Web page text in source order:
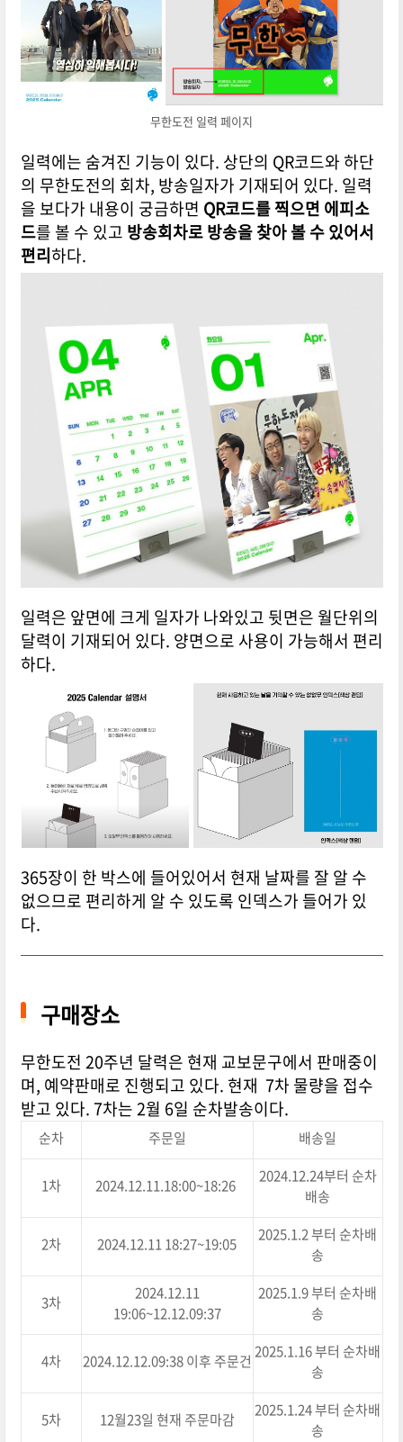
무한도전 일력 페이지
일력에는 숨겨진 기능이 있다. 상단의 QR코드와 하단
의 무한도전의 회차, 방송일자가 기재되어 있다. 일력
을 보다가 내용이 궁금하면 QR코드를 찍으면 에피소
드를 볼 수 있고 방송회차로 방송을 찾아 볼 수 있어서
편리하다.
일력은 앞면에 크게 일자가 나와있고 뒷면은 월단위의
달력이 기재되어 있다. 양면으로 사용이 가능해서 편리
하다.
365장이 한 박스에 들어있어서 현재 날짜를 잘 알 수
없으므로 편리하게 알 수 있도록 인덱스가 들어가 있
다.
구매장소
무한도전 20주년 달력은 현재 교보문구에서 판매중이
며, 예약판매로 진행되고 있다. 현재 7차 물량을 접수
받고 있다. 7차는 2월 6일 순차발송이다.
순차 주문일 배송일
1차 2024.12.11.18:00~18:26
2024.12.24부터 순차
배송
2차 2024.12.11 18:27~19:05
2025.1.2 부터 순차배
송
3차
2024.12.11
19:06~12.12.09:37
2025.1.9 부터 순차배
송
4차 2024.12.12.09:38 이후 주문건 2025.1.16 부터 순차배
송
5차 12월23일 현재 주문마감
2025.1.24 부터 순차배
송